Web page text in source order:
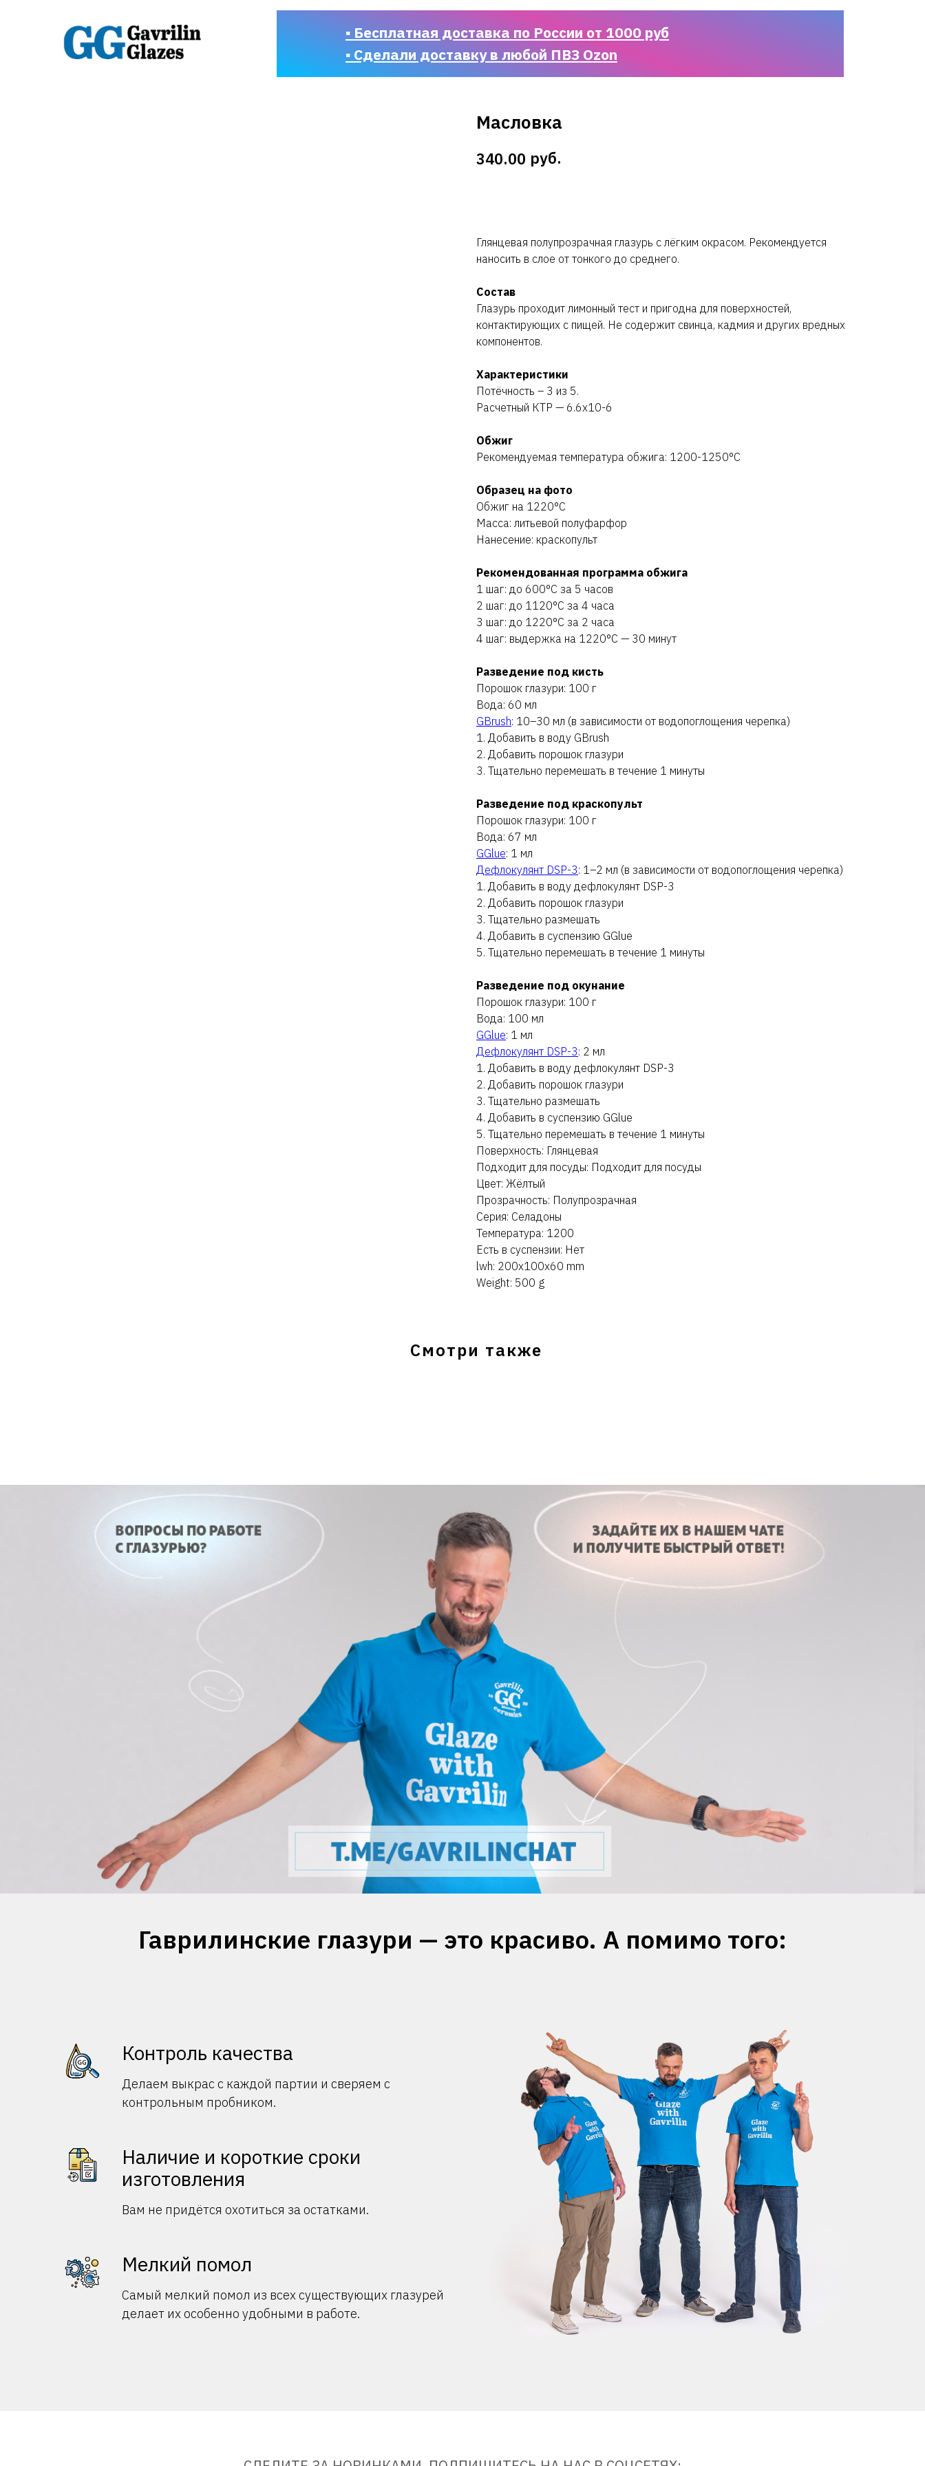
▪ Бесплатная доставка по России от 1000 руб
▪ Сделали доставку в любой ПВЗ Ozon
Масловка
340.00 руб.
Глянцевая полупрозрачная глазурь с лёгким окрасом. Рекомендуется
наносить в слое от тонкого до среднего.
Состав
Глазурь проходит лимонный тест и пригодна для поверхностей,
контактирующих с пищей. Не содержит свинца, кадмия и других вредных
компонентов.
Характеристики
Потёчность – 3 из 5.
Расчетный КТР — 6.6х10-6
Обжиг
Рекомендуемая температура обжига: 1200-1250°C
Образец на фото
Обжиг на 1220°C
Масса: литьевой полуфарфор
Нанесение: краскопульт
Рекомендованная программа обжига
1 шаг: до 600°C за 5 часов
2 шаг: до 1120°C за 4 часа
3 шаг: до 1220°C за 2 часа
4 шаг: выдержка на 1220°C — 30 минут
Разведение под кисть
Порошок глазури: 100 г
Вода: 60 мл
GBrush: 10–30 мл (в зависимости от водопоглощения черепка)
1. Добавить в воду GBrush
2. Добавить порошок глазури
3. Тщательно перемешать в течение 1 минуты
Разведение под краскопульт
Порошок глазури: 100 г
Вода: 67 мл
GGlue: 1 мл
Дефлокулянт DSP-3: 1–2 мл (в зависимости от водопоглощения черепка)
1. Добавить в воду дефлокулянт DSP-3
2. Добавить порошок глазури
3. Тщательно размешать
4. Добавить в суспензию GGlue
5. Тщательно перемешать в течение 1 минуты
Разведение под окунание
Порошок глазури: 100 г
Вода: 100 мл
GGlue: 1 мл
Дефлокулянт DSP-3: 2 мл
1. Добавить в воду дефлокулянт DSP-3
2. Добавить порошок глазури
3. Тщательно размешать
4. Добавить в суспензию GGlue
5. Тщательно перемешать в течение 1 минуты
Поверхность: Глянцевая
Подходит для посуды: Подходит для посуды
Цвет: Жёлтый
Прозрачность: Полупрозрачная
Серия: Селадоны
Температура: 1200
Есть в суспензии: Нет
lwh: 200x100x60 mm
Weight: 500 g
Смотри также
Гаврилинские глазури — это красиво. А помимо того:
Контроль качества
Делаем выкрас с каждой партии и сверяем с
контрольным пробником.
Наличие и короткие сроки
изготовления
Вам не придётся охотиться за остатками.
Мелкий помол
Самый мелкий помол из всех существующих глазурей
делает их особенно удобными в работе.